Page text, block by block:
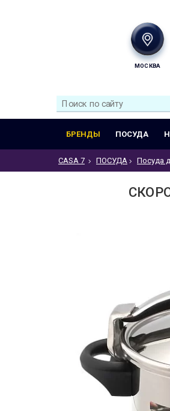
МОСКВА
БРЕНДЫ ПОСУДА
CASA 7 ПОСУДА Посуда